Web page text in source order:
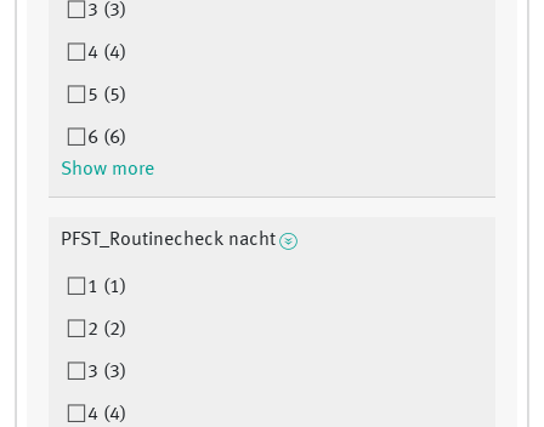
3 (3)
4 (4)
5 (5)
6 (6)
Show more
PFST_Routinecheck nacht
1 (1)
2 (2)
3 (3)
4 (4)